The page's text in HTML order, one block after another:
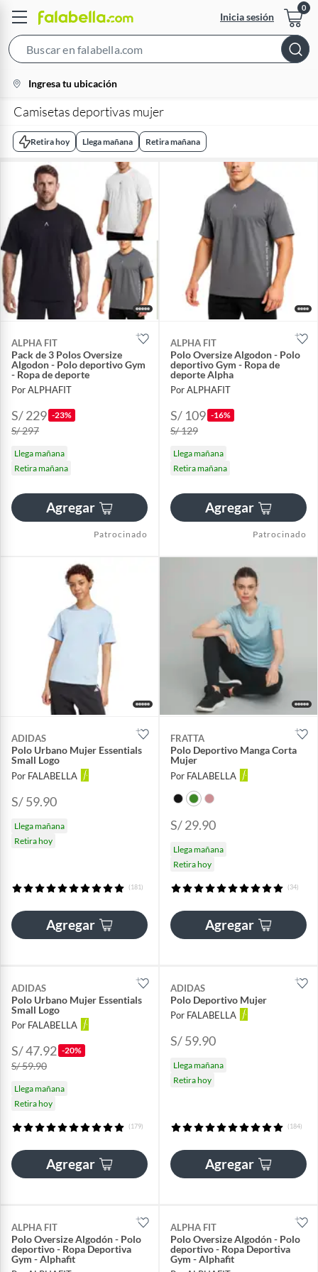
Inicia sesión
Bar
location-
icon
Ingresa tu ubicación
Camisetas deportivas mujer
Retira hoy Llega mañana Retira mañana
ALPHA FIT
Pack de 3 Polos Oversize
Algodon - Polo deportivo Gym
- Ropa de deporte
Por ALPHAFIT
S/ 229 -23%
S/ 297
Llega mañana
Retira mañana
Agregar
Patrocinado
ALPHA FIT
Polo Oversize Algodon - Polo
deportivo Gym - Ropa de
deporte Alpha
Por ALPHAFIT
S/ 109 -16%
S/ 129
Llega mañana
Retira mañana
Agregar
Patrocinado
ADIDAS
Polo Urbano Mujer Essentials
Small Logo
Por FALABELLA
S/ 59.90
Llega mañana
Retira hoy
(181)
Agregar
FRATTA
Polo Deportivo Manga Corta
Mujer
Por FALABELLA
S/ 29.90
Llega mañana
Retira hoy
(34)
Agregar
ADIDAS
Polo Urbano Mujer Essentials
Small Logo
Por FALABELLA
S/ 47.92 -20%
S/ 59.90
Llega mañana
Retira hoy
(179)
Agregar
ADIDAS
Polo Deportivo Mujer
Por FALABELLA
S/ 59.90
Llega mañana
Retira hoy
(184)
Agregar
ALPHA FIT
Polo Oversize Algodón - Polo
deportivo - Ropa Deportiva
Gym - Alphafit
ALPHA FIT
Polo Oversize Algodón - Polo
deportivo - Ropa Deportiva
Gym - Alphafit